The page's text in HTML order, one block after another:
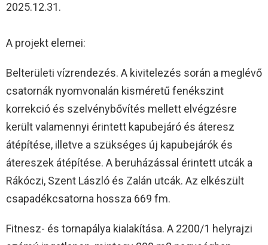
2025.12.31.
A projekt elemei:
Belterületi vízrendezés. A kivitelezés során a meglévő
csatornák nyomvonalán kisméretű fenékszint
korrekció és szelvénybővítés mellett elvégzésre
került valamennyi érintett kapubejáró és áteresz
átépítése, illetve a szükséges új kapubejárók és
átereszek átépítése. A beruházással érintett utcák a
Rákóczi, Szent László és Zalán utcák. Az elkészült
csapadékcsatorna hossza 669 fm.
Fitnesz- és tornapálya kialakítása. A 2200/1 helyrajzi